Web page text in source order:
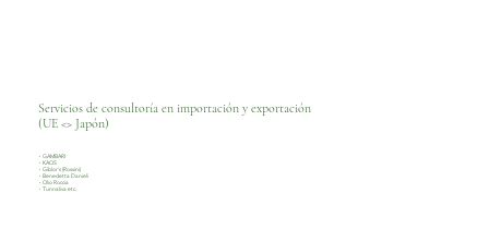
Servicios de consultoría en importación y exportación
(UE <> Japón)
・GAMBARI
・KAOS
・Giblor's (Rossini)
・Benedetta Danieli
・Olio Roccia
​・Tunnaliva etc.